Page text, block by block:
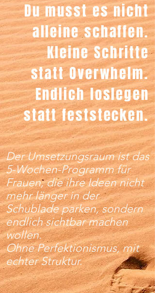
Der Umsetzungsraum ist das
5-Wochen-Programm für
Frauen, die ihre Ideen nicht
mehr länger in der
Schublade parken, sondern
endlich sichtbar machen
wollen.
Ohne Perfektionismus, mit
echter Struktur.
Du musst es nicht
alleine schaffen.
Kleine Schritte
statt Overwhelm.
Endlich loslegen
statt feststecken.